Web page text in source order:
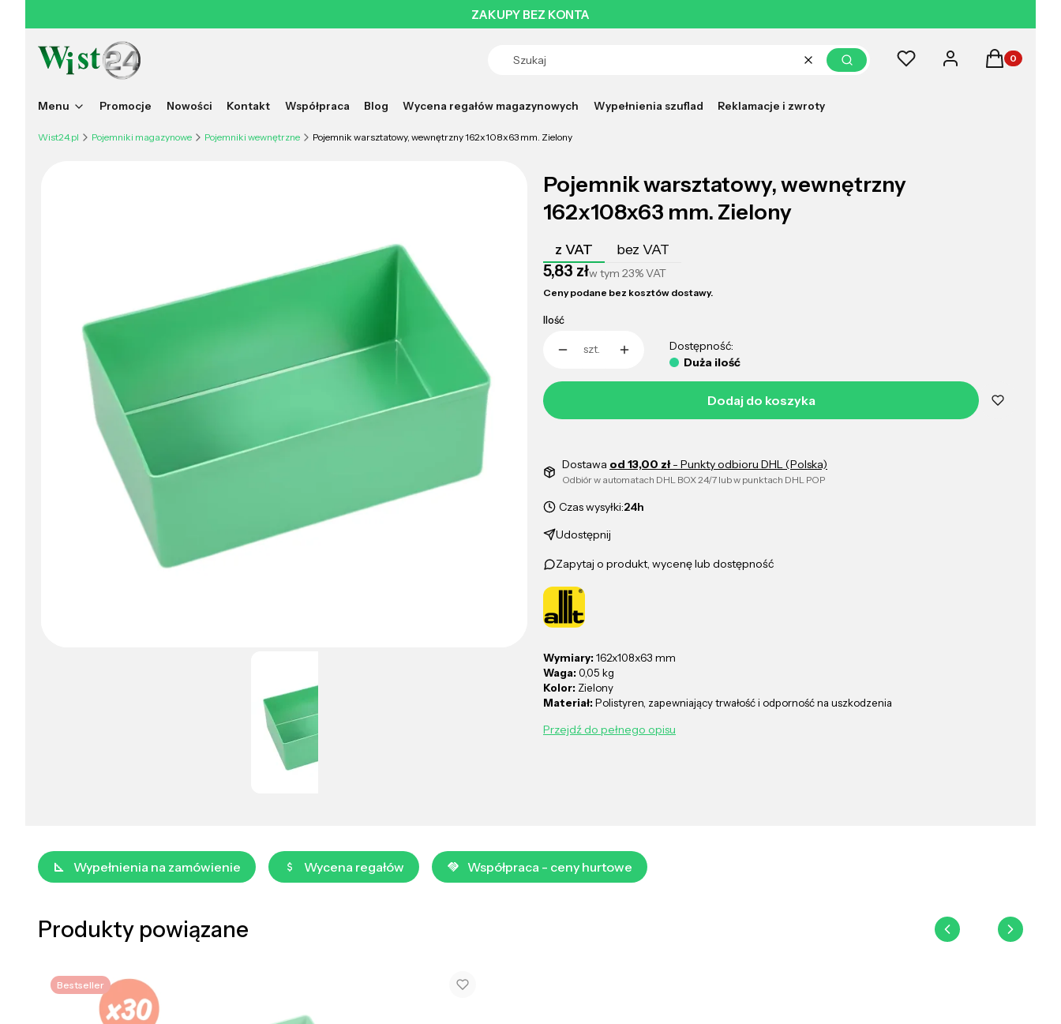
ZAKUPY BEZ KONTA
WyczyśćSzukaj
Ulubione Zaloguj sięProdukty w
Koszyk
Menu Promocje Nowości Kontakt Współpraca Blog Wycena regałów magazynowych Wypełnienia szuflad Reklamacje i zwroty
Wist24.pl Pojemniki magazynowe Pojemniki wewnętrzne Pojemnik warsztatowy, wewnętrzny 162x108x63 mm. Zielony
Pojemnik warsztatowy, wewnętrzny
162x108x63 mm. Zielony
z VAT bez VAT
Cena
5,83 złw tym 23%VAT
Ceny podane bez kosztów dostawy.
Ilość
szt.
Dostępność:
Duża ilość
Dodaj do koszyka
Dostawa od 13,00 zł- Punkty odbioru DHL (Polska)
Odbiór w automatach DHL BOX 24/7 lub w punktach DHL POP
Czas wysyłki:24h
Udostępnij
Zapytaj o produkt, wycenę lub dostępność
Wymiary: 162x108x63 mm
Waga: 0,05 kg
Kolor: Zielony
Materiał: Polistyren, zapewniający trwałość i odporność na uszkodzenia
Przejdź do pełnego opisu
Wypełnienia na zamówienie Wycena regałów Współpraca - ceny hurtowe
Produkty powiązane
Bestseller